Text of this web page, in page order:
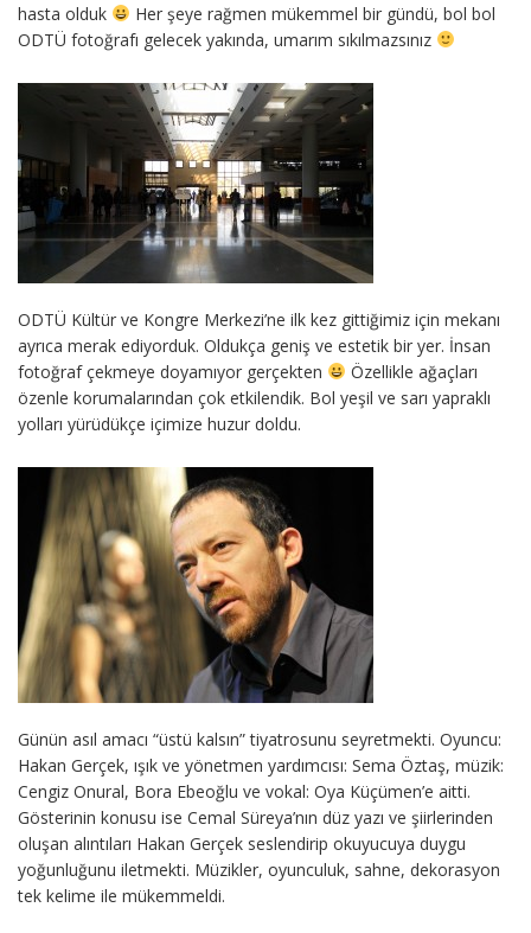
hasta olduk
Her şeye rağmen mükemmel bir gündü, bol bol
ODTÜ fotoğrafı gelecek yakında, umarım sıkılmazsınız
ODTÜ Kültür ve Kongre Merkezi’ne ilk kez gittiğimiz için mekanı
ayrıca merak ediyorduk. Oldukça geniş ve estetik bir yer. İnsan
fotoğraf çekmeye doyamıyor gerçekten
Özellikle ağaçları
özenle korumalarından çok etkilendik. Bol yeşil ve sarı yapraklı
yolları yürüdükçe içimize huzur doldu.
Günün asıl amacı “üstü kalsın” tiyatrosunu seyretmekti. Oyuncu:
Hakan Gerçek, ışık ve yönetmen yardımcısı: Sema Öztaş, müzik:
Cengiz Onural, Bora Ebeoğlu ve vokal: Oya Küçümen’e aitti.
Gösterinin konusu ise Cemal Süreya’nın düz yazı ve şiirlerinden
oluşan alıntıları Hakan Gerçek seslendirip okuyucuya duygu
yoğunluğunu iletmekti. Müzikler, oyunculuk, sahne, dekorasyon
tek kelime ile mükemmeldi.